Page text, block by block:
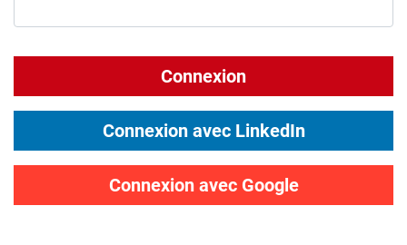
Ma boîte à outils
Conseils carrière
Métiers
Nos chroniques
Connexion
Connexion avec LinkedIn
Connexion avec Google